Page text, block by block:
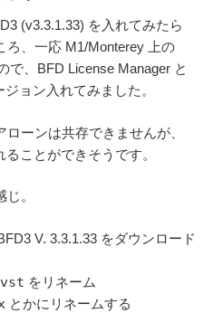
(v3.3.1.33) を入れてみたら
ろ、一応 M1/Monterey 上の
で、BFD License Manager と
ョン入れてみました。
ーンは共存できませんが、
ことができそうです。
。
V. 3.3.1.33 をダウンロード
をリネーム
とかにリネームする